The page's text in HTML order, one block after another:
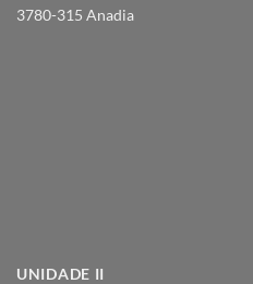
3780-315 Anadia
UNIDADE II